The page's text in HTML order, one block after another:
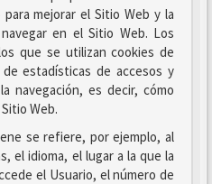
mejorar el Sitio Web y la
en el Sitio Web. Los
que se utilizan cookies de
estadísticas de accesos y
navegación, es decir, cómo
Web.
se refiere, por ejemplo, al
el idioma, el lugar a la que la
el Usuario, el número de